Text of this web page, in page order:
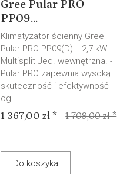
Gree Pular PRO
PP09...
Klimatyzator ścienny Gree
Pular PRO PP09(D)I - 2,7 kW -
Multisplit Jed. wewnętrzna. -
Pular PRO zapewnia wysoką
skuteczność i efektywność
og...
1 367,00 zł * 1 709,00 zł *
Do koszyka